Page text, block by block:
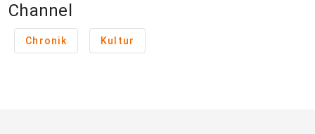
Channel
Chronik Kultur